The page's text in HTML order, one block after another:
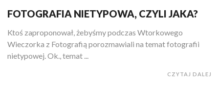
FOTOGRAFIA NIETYPOWA, CZYLI JAKA?
Ktoś zaproponował, żebyśmy podczas Wtorkowego
Wieczorka z Fotografią porozmawiali na temat fotografii
nietypowej. Ok., temat ...
CZYTAJ DALEJ